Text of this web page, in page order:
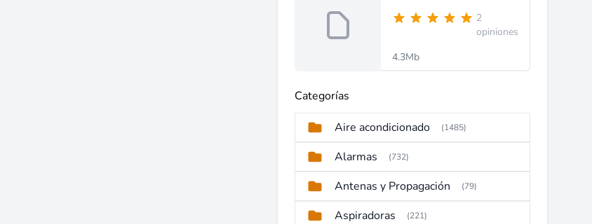
2
opiniones
4.3Mb
Categorías
Aire acondicionado (1485)
Alarmas (732)
Antenas y Propagación (79)
Aspiradoras (221)